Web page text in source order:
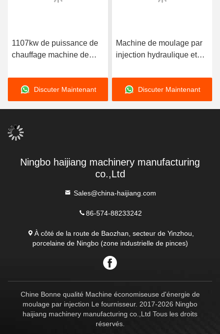
1107kw de puissance de
chauffage machine de
4000 tonnes spécialisée
dans le moulage en PVC
offrant une construction et
Discuter Maintenant
Machine de moulage par
injection hydraulique et
d'énergie, équipée pour
PC, usage industriel
général
Discuter Maintenant
Ningbo haijiang machinery manufacturing
co.,Ltd
Sales@china-haijiang.com
86-574-88233242
À côté de la route de Baozhan, secteur de Yinzhou,
porcelaine de Ningbo (zone industrielle de pinces)
Chine Bonne qualité Machine économiseuse d'énergie de
moulage par injection Le fournisseur. 2017-2026 Ningbo
haijiang machinery manufacturing co.,Ltd Tous les droits
réservés.